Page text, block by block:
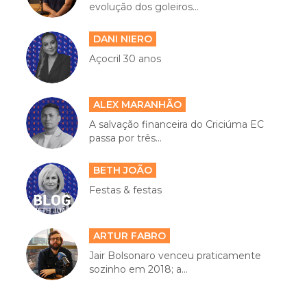
evolução dos goleiros...
DANI NIERO
Açocril 30 anos
ALEX MARANHÃO
A salvação financeira do Criciúma EC
passa por três...
BETH JOÃO
Festas & festas
ARTUR FABRO
Jair Bolsonaro venceu praticamente
sozinho em 2018; a...